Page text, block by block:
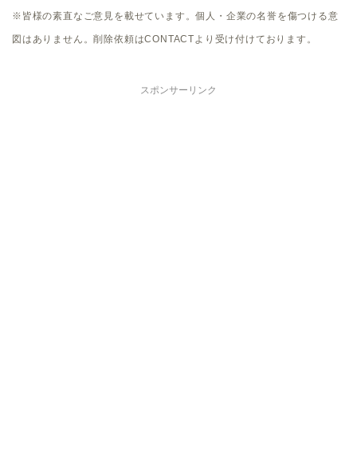
※皆様の素直なご意見を載せています。個人・企業の名誉を傷つける意
図はありません。削除依頼はCONTACTより受け付けております。
スポンサーリンク